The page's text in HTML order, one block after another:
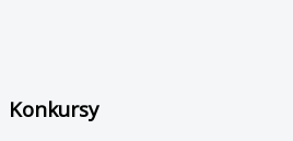
Konkursy